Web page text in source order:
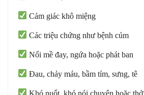
Cảm giác khô miệng
Các triệu chứng như bệnh cúm
Nổi mề đay, ngứa hoặc phát ban
Đau, chảy máu, bầm tím, sưng, tê
Khó nuốt, khó nói chuyện hoặc thở